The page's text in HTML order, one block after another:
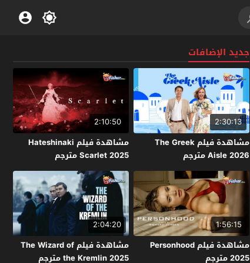
جديد الإضافات
2:30:13
مشاهدة فيلم The Greek
Aisle 2026 مترجم
2:10:50
مشاهدة فيلم Hateshinaki
Scarlet 2025 مترجم
1:56:15
مشاهدة فيلم Personhood
2025 مترجم
2:04:20
مشاهدة فيلم The Wizard of
the Kremlin 2025 مترجم